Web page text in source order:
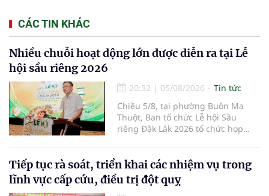
CÁC TIN KHÁC
Nhiều chuỗi hoạt động lớn được diễn ra tại Lễ
hội sầu riêng 2026
20:32 | 05/08/2026
Tin tức
Chiều 5/8, tại phường Buôn Ma
Thuột, Ban tổ chức Lễ hội Sầu
riêng Đắk Lắk 2026 tổ chức họp
hội Sầu riêng Đắk Lắk năm 2026 có
chủ đề “Sầu riêng Đắk Lắk – Kết nối
vươn xa”, được tổ chức từ ngày
Tiếp tục rà soát, triển khai các nhiệm vụ trong
lĩnh vực cấp cứu, điều trị đột quỵ